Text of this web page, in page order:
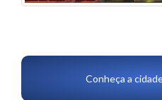
Conheça a